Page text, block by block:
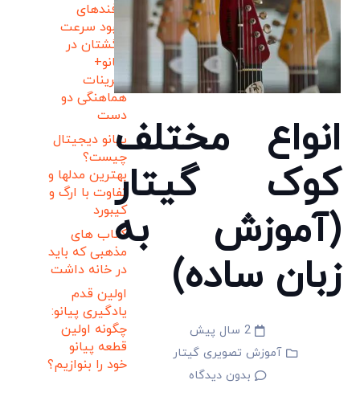
انواع مختلف
کوک گیتار
(آموزش به
زبان ساده)
2 سال پیش
آموزش تصویری گیتار
بدون دیدگاه
ترفندهای
بهبود سرعت
انگشتان در
پیانو+
تمرینات
هماهنگی دو
دست
پیانو دیجیتال
چیست؟
بهترین مدلها و
تفاوت با ارگ و
کیبورد
کتاب های
مذهبی که باید
در خانه داشت
اولین قدم
یادگیری پیانو:
چگونه اولین
قطعه پیانو
خود را بنوازیم؟